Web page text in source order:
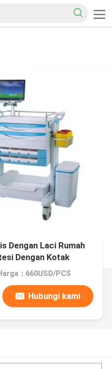
Dengan Laci Rumah
Dengan Kotak
：660USD/PCS
Hubungi kami